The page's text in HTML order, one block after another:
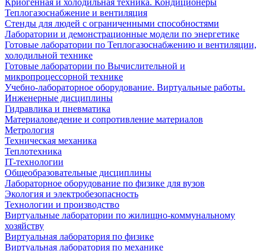
Криогенная и холодильная техника. Кондиционеры
Теплогазоснабжение и вентиляция
Стенды для людей с ограниченными способностями
Лаборатории и демонстрационные модели по энергетике
Готовые лаборатории по Теплогазоснабжению и вентиляции,
холодильной технике
Готовые лаборатории по Вычислительной и
микропроцессорной технике
Учебно-лабораторное оборудование. Виртуальные работы.
Инженерные дисциплины
Гидравлика и пневматика
Материаловедение и сопротивление материалов
Метрология
Техническая механика
Теплотехника
IT-технологии
Общеобразовательные дисциплины
Лабораторное оборудование по физике для вузов
Экология и электробезопасность
Технологии и производство
Виртуальные лаборатории по жилищно-коммунальному
хозяйству
Виртуальная лаборатория по физике
Виртуальная лаборатория по механике